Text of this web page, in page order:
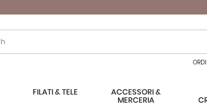
FILATI & TELE
ACCESSORI &
MERCERIA